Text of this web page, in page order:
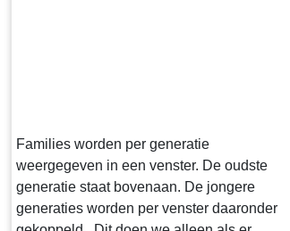
Families worden per generatie
weergegeven in een venster. De oudste
generatie staat bovenaan. De jongere
generaties worden per venster daaronder